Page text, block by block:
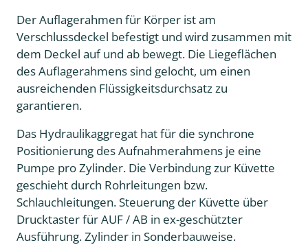
Der Auflagerahmen für Körper ist am
Verschlussdeckel befestigt und wird zusammen mit
dem Deckel auf und ab bewegt. Die Liegeflächen
des Auflagerahmens sind gelocht, um einen
ausreichenden Flüssigkeitsdurchsatz zu
garantieren.
Das Hydraulikaggregat hat für die synchrone
Positionierung des Aufnahmerahmens je eine
Pumpe pro Zylinder. Die Verbindung zur Küvette
geschieht durch Rohrleitungen bzw.
Schlauchleitungen. Steuerung der Küvette über
Drucktaster für AUF / AB in ex-geschützter
Ausführung. Zylinder in Sonderbauweise.